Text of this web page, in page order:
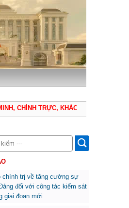
CHÍNH TRỰC, KHÁCH QUAN, THẬN
chính trị về tăng cường sự
đối với công tác kiểm sát
giai đoạn mới